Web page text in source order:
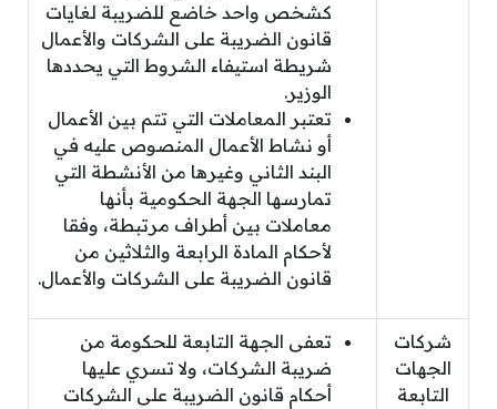
كشخص واحد خاضع للضريبة لغايات
قانون الضريبة على الشركات والأعمال
شريطة استيفاء الشروط التي يحددها
الوزير.
تعتبر المعاملات التي تتم بين الأعمال
أو نشاط الأعمال المنصوص عليه في
البند الثاني وغيرها من الأنشطة التي
تمارسها الجهة الحكومية بأنها
معاملات بين أطراف مرتبطة، وفقا
لأحكام المادة الرابعة والثلاثين من
قانون الضريبة على الشركات والأعمال.
شركات
الجهات
التابعة
تعفى الجهة التابعة للحكومة من
ضريبة الشركات، ولا تسري عليها
أحكام قانون الضريبة على الشركات